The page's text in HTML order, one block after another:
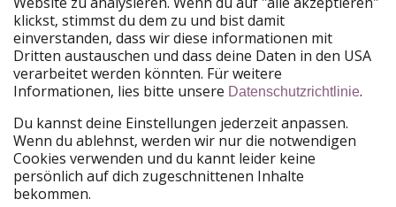
professionelle Wellnessangebote aus
unterschiedlichsten Ländern.
Barrierefreiheit in Sachsen 🦽
Barrierefreiheit wird in Sachsen großgeschrieben!
Daher gibt es hier558 vor-Ort-geprüfte, barrierefreie
Betriebe,75 barrierefreie Unterkünfte, die sich auf
eure Buchung freuen sowie
klickst, stimmst du dem zu und bist damit
einverstanden, dass wir diese informationen mit
Dritten austauschen und dass deine Daten in den USA
verarbeitet werden könnten. Für weitere
Informationen, lies bitte unsere Datenschutzrichtlinie.
Du kannst deine Einstellungen jederzeit anpassen.
Wenn du ablehnst, werden wir nur die notwendigen
Cookies verwenden und du kannt leider keine
persönlich auf dich zugeschnittenen Inhalte
bekommen.